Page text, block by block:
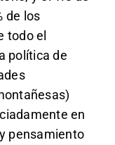
de los
todo el
política de
en
pensamiento